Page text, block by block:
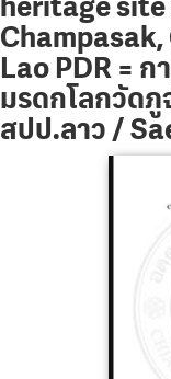
Lao PDR = ก
มรดกโลกวัด
สปป.ลาว /